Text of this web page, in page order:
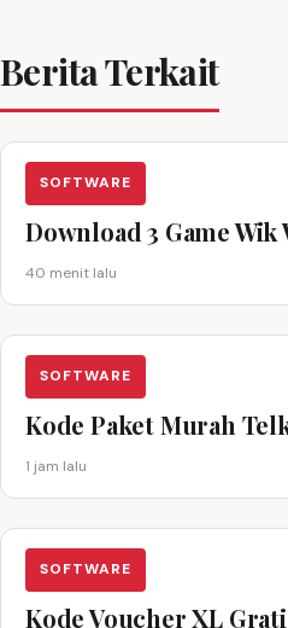
Berita Terkait
SOFTWARE
Download 3 Game
40 menit lalu
SOFTWARE
Kode Paket Murah
1 jam lalu
SOFTWARE
Kode Voucher XL